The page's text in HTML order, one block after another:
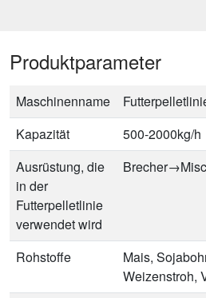
Produktparameter
Maschinenname
Kapazität
500-2000kg/h
Ausrüstung, die
in der
Futterpelletlinie
verwendet wird
Rohstoffe
Mais,
Weizenstroh,